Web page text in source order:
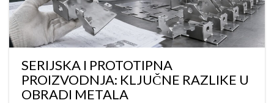
SERIJSKA I PROTOTIPNA
PROIZVODNJA: KLJUČNE RAZLIKE U
OBRADI METALA